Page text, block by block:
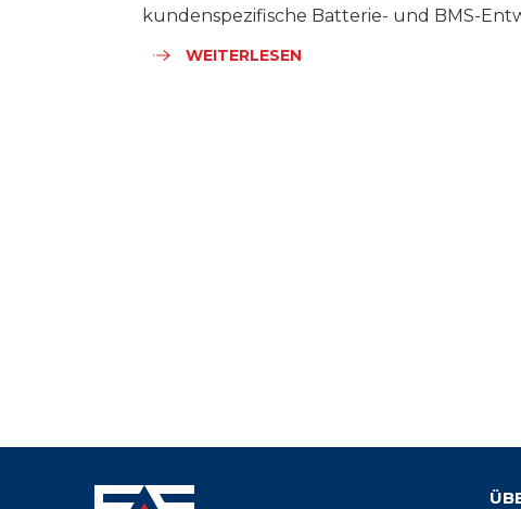
kundenspezifische Batterie- und BMS-
WEITERLESEN